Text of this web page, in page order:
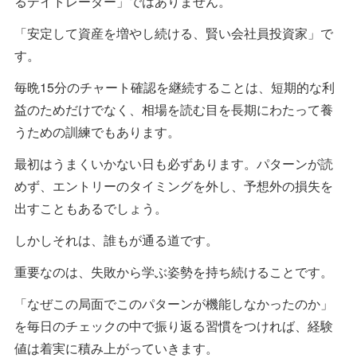
「安定して資産を増やし続ける、賢い会社員投資家」で
す。
毎晩15分のチャート確認を継続することは、短期的な利
益のためだけでなく、相場を読む目を長期にわたって養
うための訓練でもあります。
最初はうまくいかない日も必ずあります。パターンが読
めず、エントリーのタイミングを外し、予想外の損失を
出すこともあるでしょう。
しかしそれは、誰もが通る道です。
重要なのは、失敗から学ぶ姿勢を持ち続けることです。
「なぜこの局面でこのパターンが機能しなかったのか」
を毎日のチェックの中で振り返る習慣をつければ、経験
値は着実に積み上がっていきます。